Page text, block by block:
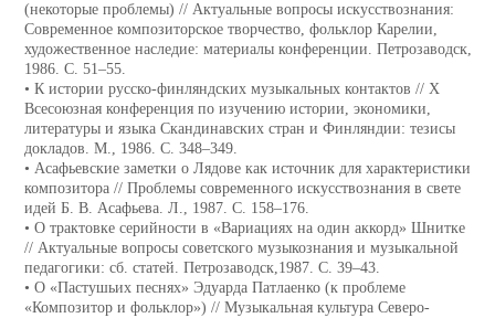
(некоторые проблемы) // Актуальные вопросы искусствознания:
Современное композиторское творчество, фольклор Карелии,
художественное наследие: материалы конференции. Петрозаводск,
1986. С. 51–55.
• К истории русско-финляндских музыкальных контактов // X
Всесоюзная конференция по изучению истории, экономики,
литературы и языка Скандинавских стран и Финляндии: тезисы
докладов. М., 1986. С. 348–349.
• Асафьевские заметки о Лядове как источник для характеристики
композитора // Проблемы современного искусствознания в свете
идей Б. В. Асафьева. Л., 1987. С. 158–176.
• О трактовке серийности в «Вариациях на один аккорд» Шнитке
// Актуальные вопросы советского музыкознания и музыкальной
педагогики: сб. статей. Петрозаводск,1987. С. 39–43.
• О «Пастушьих песнях» Эдуарда Патлаенко (к проблеме
«Композитор и фольклор») // Музыкальная культура Северо-